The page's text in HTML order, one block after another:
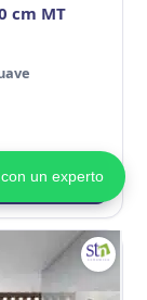
cm MT
un experto